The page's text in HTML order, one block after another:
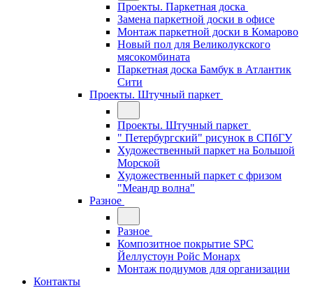
Проекты. Паркетная доска
Замена паркетной доски в офисе
Монтаж паркетной доски в Комарово
Новый пол для Великолукского
мясокомбината
Паркетная доска Бамбук в Атлантик
Сити
Проекты. Штучный паркет
Проекты. Штучный паркет
" Петербургский" рисунок в СПбГУ
Художественный паркет на Большой
Морской
Художественный паркет с фризом
"Меандр волна"
Разное
Разное
Композитное покрытие SPC
Йеллустоун Ройс Монарх
Монтаж подиумов для организации
Контакты